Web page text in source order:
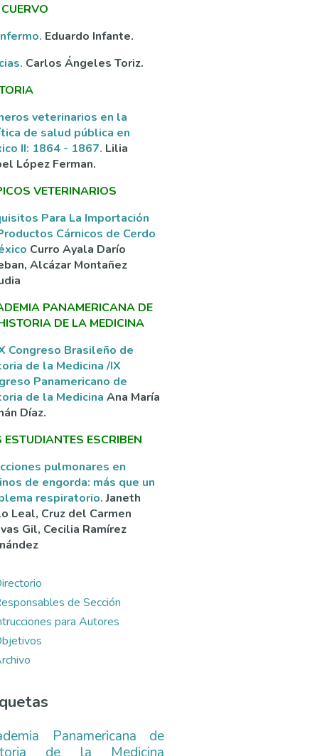
Eduardo Infante.
Carlos Ángeles Toriz.
veterinarios en la
de salud pública en
II: 1864 - 1867. Lilia
López Ferman.
VETERINARIOS
Para La Importación
Cárnicos de Cerdo
Curro Ayala Darío
Alcázar Montañez
PANAMERICANA DE
DE LA MEDICINA
Congreso Brasileño de
de la Medicina /IX
Panamericano de
de la Medicina Ana María
Díaz.
ESTUDIANTES ESCRIBEN
pulmonares en
de engorda: más que un
respiratorio.Janeth
Leal, Cruz del Carmen
Gil, Cecilia Ramírez
de Sección
para Autores
Panamericana de